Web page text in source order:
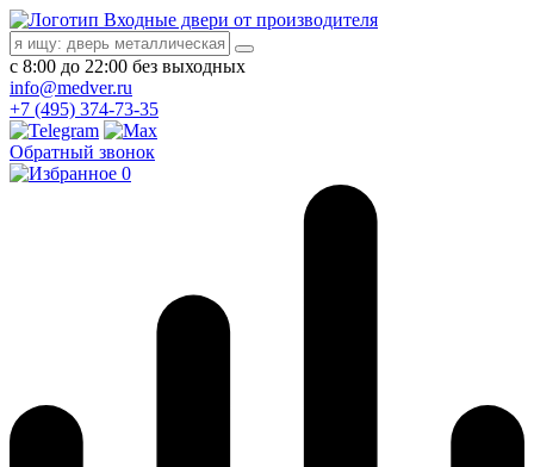
Входные двери от производителя
с 8:00 до 22:00 без выходных
info@medver.ru
+7 (495) 374-73-35
Обратный звонок
0